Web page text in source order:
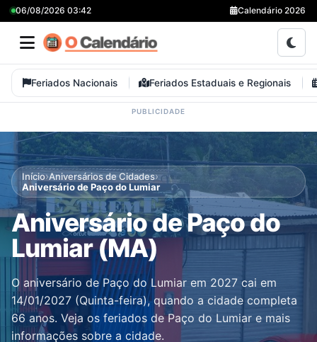
06/08/2026 03:42 Calendário 2026
Feriados Nacionais Feriados Estaduais e Regionais
Início›Aniversários de Cidades›
Aniversário de Paço do Lumiar
Aniversário de Paço do
Lumiar (MA)
O aniversário de Paço do Lumiar em 2027 cai em
14/01/2027 (Quinta-feira), quando a cidade completa
66 anos. Veja os feriados de Paço do Lumiar e mais
informações sobre a cidade.